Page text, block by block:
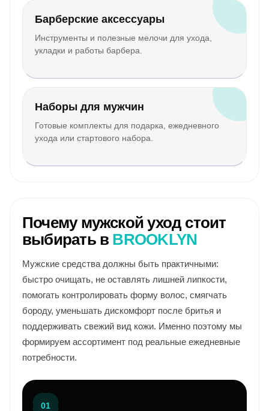
Барберские аксессуары
Инструменты и полезные мелочи для ухода,
укладки и работы барбера.
Наборы для мужчин
Готовые комплекты для подарка, ежедневного
ухода или стартового набора.
Почему мужской уход стоит
выбирать в BROOKLYN
Мужские средства должны быть практичными:
быстро очищать, не оставлять лишней липкости,
помогать контролировать форму волос, смягчать
бороду, уменьшать дискомфорт после бритья и
поддерживать свежий вид кожи. Именно поэтому мы
формируем ассортимент под реальные ежедневные
потребности.
01